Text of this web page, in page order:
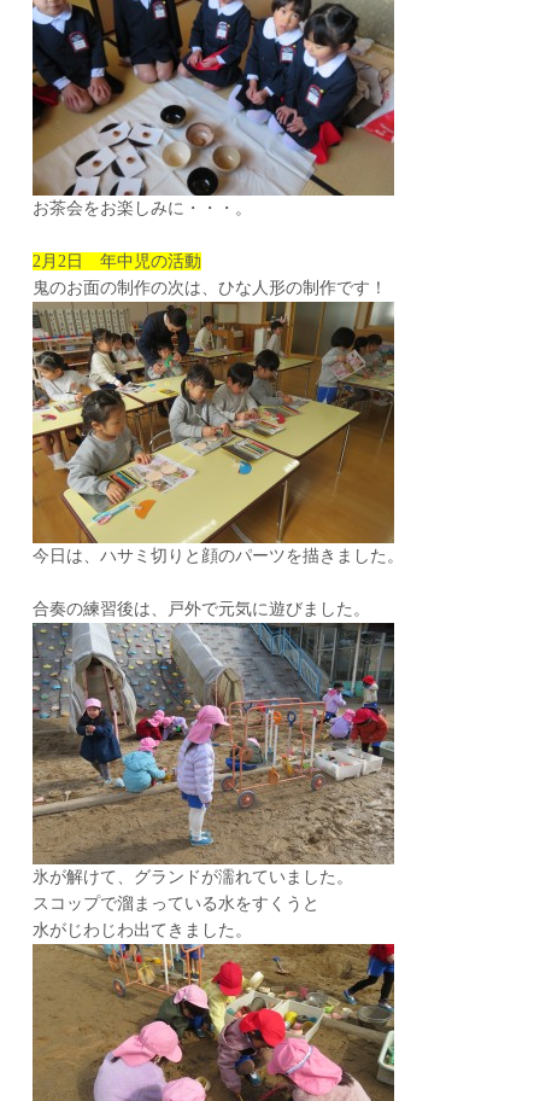
お茶会をお楽しみに・・・。
2月2日 年中児の活動
鬼のお面の制作の次は、ひな人形の制作です！
今日は、ハサミ切りと顔のパーツを描きました。
合奏の練習後は、戸外で元気に遊びました。
氷が解けて、グランドが濡れていました。
スコップで溜まっている水をすくうと
水がじわじわ出てきました。